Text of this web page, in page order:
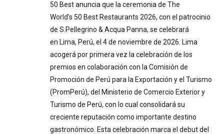
50 Best anuncia que la ceremonia de The
World’s 50 Best Restaurants 2026, con el patrocinio
de S.Pellegrino & Acqua Panna, se celebrará
en Lima, Perú, el 4 de noviembre de 2026. Lima
acogerá por primera vez la celebración de los
premios en colaboración con la Comisión de
Promoción de Perú para la Exportación y el Turismo
(PromPerú), del Ministerio de Comercio Exterior y
Turismo de Perú, con lo cual consolidará su
creciente reputación como importante destino
gastronómico. Esta celebración marca el debut del